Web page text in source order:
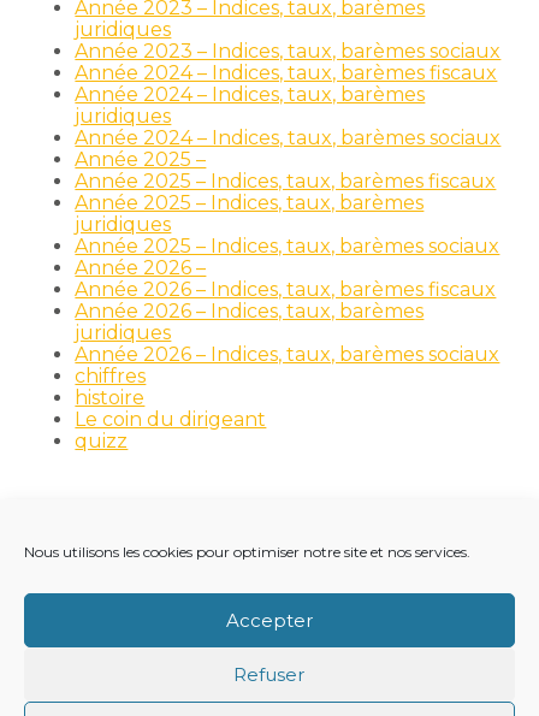
Nous utilisons les cookies pour optimiser notre site et nos services.
Accepter
Refuser
Année 2023 – Indices, taux, barèmes
juridiques
Année 2023 – Indices, taux, barèmes sociaux
Année 2024 – Indices, taux, barèmes fiscaux
Année 2024 – Indices, taux, barèmes
juridiques
Année 2024 – Indices, taux, barèmes sociaux
Année 2025 –
Année 2025 – Indices, taux, barèmes fiscaux
Année 2025 – Indices, taux, barèmes
juridiques
Année 2025 – Indices, taux, barèmes sociaux
Année 2026 –
Année 2026 – Indices, taux, barèmes fiscaux
Année 2026 – Indices, taux, barèmes
juridiques
Année 2026 – Indices, taux, barèmes sociaux
chiffres
histoire
Le coin du dirigeant
quizz
Principale
RECRUTEMENT
NOTRE ACTUALITÉ
VIE DU CABINET
CONTACT